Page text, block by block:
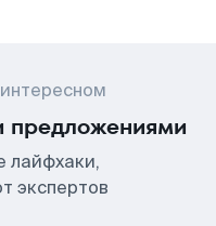
предложениями
лайфхаки,
экспертов